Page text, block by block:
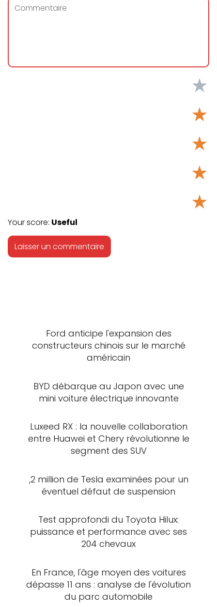
★
★
★
★
★
Your score: Useful
Ford anticipe l'expansion des
constructeurs chinois sur le marché
américain
BYD débarque au Japon avec une
mini voiture électrique innovante
Luxeed RX : la nouvelle collaboration
entre Huawei et Chery révolutionne le
segment des SUV
,2 million de Tesla examinées pour un
éventuel défaut de suspension
Test approfondi du Toyota Hilux:
puissance et performance avec ses
204 chevaux
En France, l'âge moyen des voitures
dépasse 11 ans : analyse de l'évolution
du parc automobile